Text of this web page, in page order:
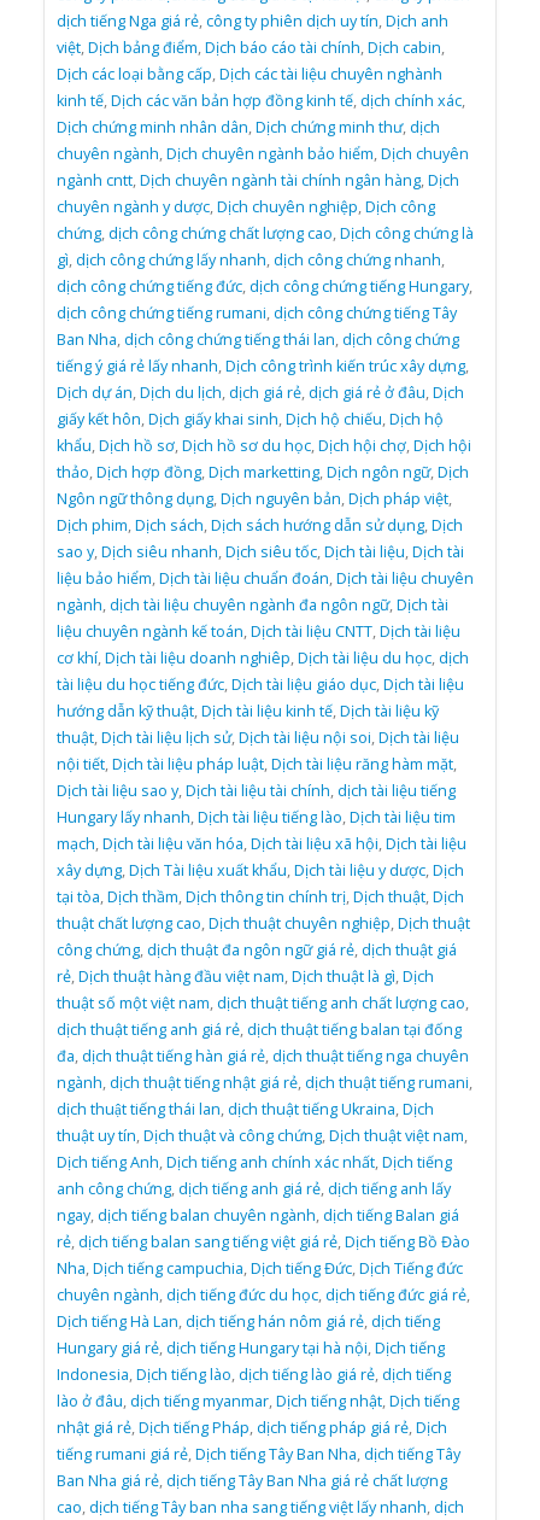
dịch tiếng Nga giá rẻ,công ty phiên dịch uy tín,Dịch anh
việt,Dịch bảng điểm,Dịch báo cáo tài chính,Dịch cabin,
Dịch các loại bằng cấp,Dịch các tài liệu chuyên nghành
kinh tế,Dịch các văn bản hợp đồng kinh tế,dịch chính xác,
Dịch chứng minh nhân dân,Dịch chứng minh thư,dịch
chuyên ngành,Dịch chuyên ngành bảo hiểm,Dịch chuyên
ngành cntt,Dịch chuyên ngành tài chính ngân hàng,Dịch
chuyên ngành y dược,Dịch chuyên nghiệp,Dịch công
chứng,dịch công chứng chất lượng cao,Dịch công chứng là
gì,dịch công chứng lấy nhanh,dịch công chứng nhanh,
dịch công chứng tiếng đức,dịch công chứng tiếng Hungary,
dịch công chứng tiếng rumani,dịch công chứng tiếng Tây
Ban Nha,dịch công chứng tiếng thái lan,dịch công chứng
tiếng ý giá rẻ lấy nhanh,Dịch công trình kiến trúc xây dựng,
Dịch dự án,Dịch du lịch,dịch giá rẻ,dịch giá rẻ ở đâu,Dịch
giấy kết hôn,Dịch giấy khai sinh,Dịch hộ chiếu,Dịch hộ
khẩu,Dịch hồ sơ,Dịch hồ sơ du học,Dịch hội chợ,Dịch hội
thảo,Dịch hợp đồng,Dịch marketting,Dịch ngôn ngữ,Dịch
Ngôn ngữ thông dụng,Dịch nguyên bản,Dịch pháp việt,
Dịch phim,Dịch sách,Dịch sách hướng dẫn sử dụng,Dịch
sao y,Dịch siêu nhanh,Dịch siêu tốc,Dịch tài liệu,Dịch tài
liệu bảo hiểm,Dịch tài liệu chuẩn đoán,Dịch tài liệu chuyên
ngành,dịch tài liệu chuyên ngành đa ngôn ngữ,Dịch tài
liệu chuyên ngành kế toán,Dịch tài liệu CNTT,Dịch tài liệu
cơ khí,Dịch tài liệu doanh nghiêp,Dịch tài liệu du học,dịch
tài liệu du học tiếng đức,Dịch tài liệu giáo dục,Dịch tài liệu
hướng dẫn kỹ thuật,Dịch tài liệu kinh tế,Dịch tài liệu kỹ
thuật,Dịch tài liệu lịch sử,Dịch tài liệu nội soi,Dịch tài liệu
nội tiết,Dịch tài liệu pháp luật,Dịch tài liệu răng hàm mặt,
Dịch tài liệu sao y,Dịch tài liệu tài chính,dịch tài liệu tiếng
Hungary lấy nhanh,Dịch tài liệu tiếng lào,Dịch tài liệu tim
mạch,Dịch tài liệu văn hóa,Dịch tài liệu xã hội,Dịch tài liệu
xây dựng,Dịch Tài liệu xuất khẩu,Dịch tài liệu y dược,Dịch
tại tòa,Dịch thầm,Dịch thông tin chính trị,Dịch thuật,Dịch
thuật chất lượng cao,Dịch thuật chuyên nghiệp,Dịch thuật
công chứng,dịch thuật đa ngôn ngữ giá rẻ,dịch thuật giá
rẻ,Dịch thuật hàng đầu việt nam,Dịch thuật là gì,Dịch
thuật số một việt nam,dịch thuật tiếng anh chất lượng cao,
dịch thuật tiếng anh giá rẻ,dịch thuật tiếng balan tại đống
đa,dịch thuật tiếng hàn giá rẻ,dịch thuật tiếng nga chuyên
ngành,dịch thuật tiếng nhật giá rẻ,dịch thuật tiếng rumani,
dịch thuật tiếng thái lan,dịch thuật tiếng Ukraina,Dịch
thuật uy tín,Dịch thuật và công chứng,Dịch thuật việt nam,
Dịch tiếng Anh,Dịch tiếng anh chính xác nhất,Dịch tiếng
anh công chứng,dịch tiếng anh giá rẻ,dịch tiếng anh lấy
ngay,dịch tiếng balan chuyên ngành,dịch tiếng Balan giá
rẻ,dịch tiếng balan sang tiếng việt giá rẻ,Dịch tiếng Bồ Đào
Nha,Dịch tiếng campuchia,Dịch tiếng Đức,Dịch Tiếng đức
chuyên ngành,dịch tiếng đức du học,dịch tiếng đức giá rẻ,
Dịch tiếng Hà Lan,dịch tiếng hán nôm giá rẻ,dịch tiếng
Hungary giá rẻ,dịch tiếng Hungary tại hà nội,Dịch tiếng
Indonesia,Dịch tiếng lào,dịch tiếng lào giá rẻ,dịch tiếng
lào ở đâu,dịch tiếng myanmar,Dịch tiếng nhật,Dịch tiếng
nhật giá rẻ,Dịch tiếng Pháp,dịch tiếng pháp giá rẻ,Dịch
tiếng rumani giá rẻ,Dịch tiếng Tây Ban Nha,dịch tiếng Tây
Ban Nha giá rẻ,dịch tiếng Tây Ban Nha giá rẻ chất lượng
cao,dịch tiếng Tây ban nha sang tiếng việt lấy nhanh,dịch